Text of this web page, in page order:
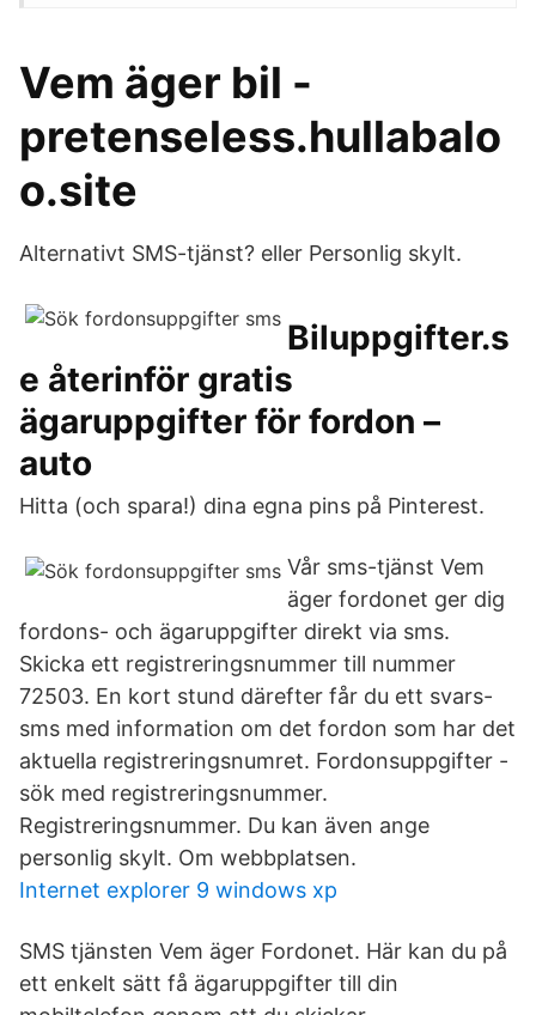
Vem äger bil -
pretenseless.hullabalo
o.site
Alternativt SMS-tjänst? eller Personlig skylt.
Biluppgifter.s
e återinför gratis
ägaruppgifter för fordon –
auto
Hitta (och spara!) dina egna pins på Pinterest.
Vår sms-tjänst Vem
äger fordonet ger dig
fordons- och ägaruppgifter direkt via sms.
Skicka ett registreringsnummer till nummer
72503. En kort stund därefter får du ett svars-
sms med information om det fordon som har det
aktuella registreringsnumret. Fordonsuppgifter -
sök med registreringsnummer.
Registreringsnummer. Du kan även ange
personlig skylt. Om webbplatsen.
Internet explorer 9 windows xp
SMS tjänsten Vem äger Fordonet. Här kan du på
ett enkelt sätt få ägaruppgifter till din